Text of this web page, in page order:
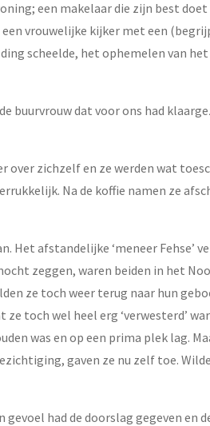
een makelaar die zijn best
vrouwelijke kijker met een
scheelde, het ophemelen van het
buurvrouw dat voor ons had
over zichzelf en ze werden wat
Na de koffie namen ze
Het afstandelijke ‘meneer Fehse’
zeggen, waren beiden in het
ze toch weer terug naar hun
toch wel heel erg ‘verwesterd’
was en op een prima plek lag.
gaven ze nu zelf toe.
had de doorslag gegeven en